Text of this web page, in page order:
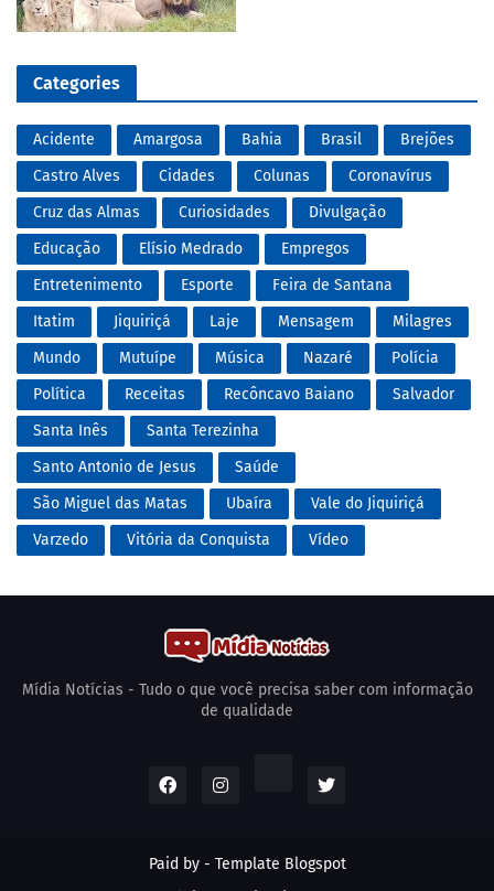
Categories
Acidente Amargosa Bahia Brasil
Brejões
Castro Alves
Cidades Colunas
Coronavírus
Cruz das Almas
Curiosidades
Divulgação
Educação
Elísio Medrado
Empregos
Entretenimento
Esporte
Feira de Santana
Itatim
Jiquiriçá Laje Mensagem
Milagres
Mundo
Mutuípe Música Nazaré
Polícia
Política
Receitas Recôncavo Baiano
Salvador
Santa Inês
Santa Terezinha
Santo Antonio de Jesus
Saúde
São Miguel das Matas
Ubaíra
Vale do Jiquiriçá
Varzedo
Vitória da Conquista Vídeo
Mídia Notícias - Tudo o que você precisa saber com informação
de qualidade
Paid by - Template Blogspot